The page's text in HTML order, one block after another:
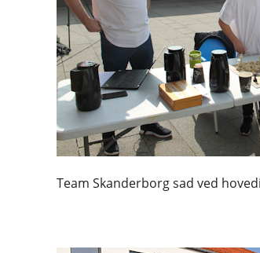
Team Skanderborg sad ved